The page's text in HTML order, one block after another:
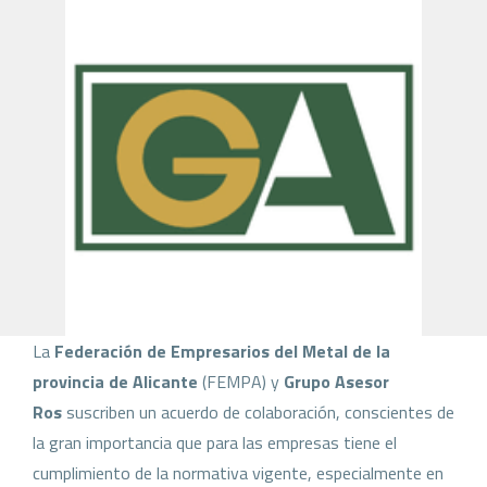
La Federación de Empresarios del Metal de la
provincia de Alicante (FEMPA) y Grupo Asesor
Rossuscriben un acuerdo de colaboración, conscientes de
la gran importancia que para las empresas tiene el
cumplimiento de la normativa vigente, especialmente en